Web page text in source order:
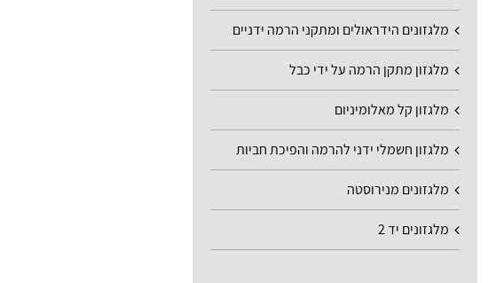
מלגזונים הידראולים ומתקני הרמה ידניים
מלגזון מתקן הרמה על ידי כבל
מלגזון קל מאלומיניום
מלגזון חשמלי ידני להרמה והפיכת חביות
מלגזונים מנירוסטה
מלגזונים יד 2